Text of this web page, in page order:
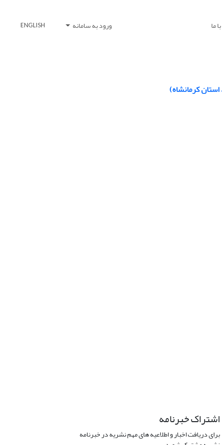
ما ورود به سامانه ENGLISH
کرمانشاه)
اشتراک خبرنامه
برای دریافت اخبار و اطلاعیه های مهم نشریه در خبرنامه